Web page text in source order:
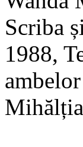
Scriba
1988,